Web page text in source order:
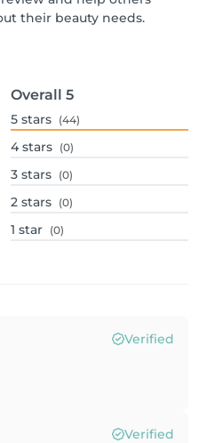
their beauty needs.
Overall 5
5 stars (44)
4 stars (0)
3 stars (0)
2 stars (0)
1 star (0)
Verified
Verified